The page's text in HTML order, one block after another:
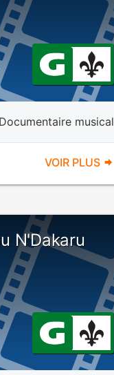
Documentaire musical
VOIR PLUS
N'Dakaru